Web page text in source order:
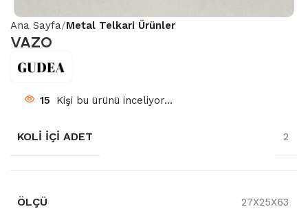
Ana Sayfa Metal Telkari Ürünler
VAZO
15 Kişi bu ürünü inceliyor...
KOLI İÇI ADET 2
ÖLÇÜ 27X25X63